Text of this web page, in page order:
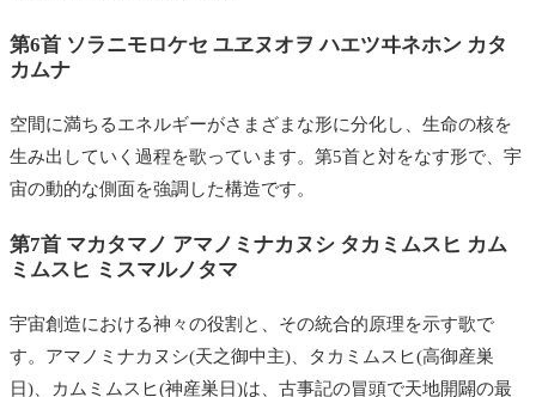
第6首 ソラニモロケセ ユヱヌオヲ ハエツヰネホン カタ
カムナ
空間に満ちるエネルギーがさまざまな形に分化し、生命の核を
生み出していく過程を歌っています。第5首と対をなす形で、宇
宙の動的な側面を強調した構造です。
第7首 マカタマノ アマノミナカヌシ タカミムスヒ カム
ミムスヒ ミスマルノタマ
宇宙創造における神々の役割と、その統合的原理を示す歌で
す。アマノミナカヌシ(天之御中主)、タカミムスヒ(高御産巣
日)、カムミムスヒ(神産巣日)は、古事記の冒頭で天地開闢の最